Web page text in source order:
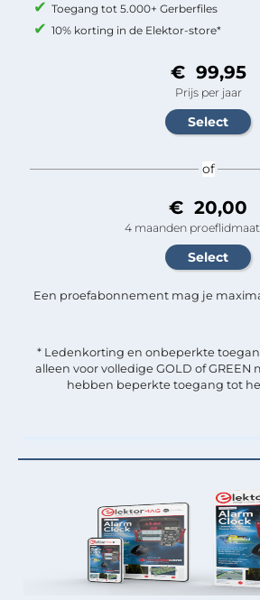
Toegang tot 5.000+ Gerberfiles
10% korting in de Elektor-store*
€ 99,95
Prijs per jaar
of
€ 20,00
4 maanden
Een proefabonnement mag je
* Ledenkorting en onbeperkte
alleen voor volledige GOLD of GREEN
hebben beperkte toegang tot